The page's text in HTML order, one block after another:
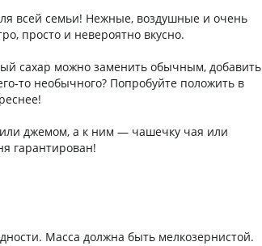
всей семьи! Нежные, воздушные и очень
просто и невероятно вкусно.
сахар можно заменить обычным, добавить
необычного? Попробуйте положить в
или джемом, а к ним — чашечку чая или
гарантирован!
Масса должна быть мелкозернистой.